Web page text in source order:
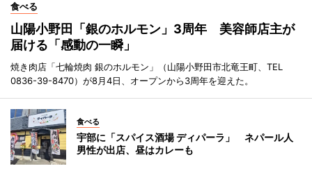
食べる
山陽小野田「銀のホルモン」3周年 美容師店主が
届ける「感動の一瞬」
焼き肉店「七輪焼肉 銀のホルモン」（山陽小野田市北竜王町、TEL
0836-39-8470）が8月4日、オープンから3周年を迎えた。
食べる
宇部に「スパイス酒場 ディパーラ」 ネパール人
男性が出店、昼はカレーも